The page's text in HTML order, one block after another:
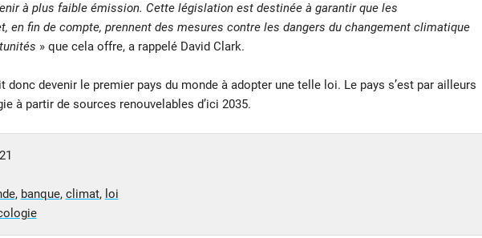
à plus faible émission. Cette législation est destinée à garantir que les
en fin de compte, prennent des mesures contre les dangers du changement climatique
» que cela offre, a rappelé David Clark.
donc devenir le premier pays du monde à adopter une telle loi. Le pays s’est par ailleurs
à partir de sources renouvelables d’ici 2035.
, banque, climat, loi